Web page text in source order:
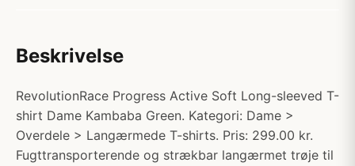
Beskrivelse
RevolutionRace Progress Active Soft Long-sleeved T-
shirt Dame Kambaba Green. Kategori: Dame >
Overdele > Langærmede T-shirts. Pris: 299.00 kr.
Fugttransporterende og strækbar langærmet trøje til